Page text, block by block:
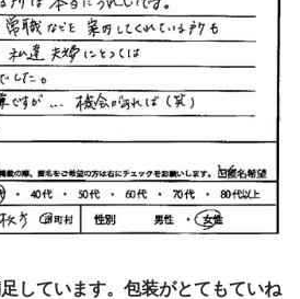
しています。包装がとてもていね